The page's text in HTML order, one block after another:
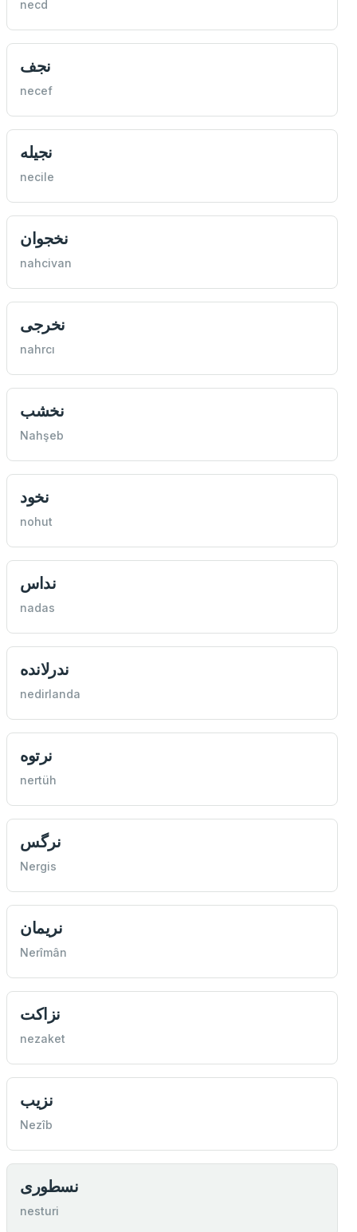
necd
نجف
necef
نجيله
necile
نخجوان
nahcivan
نخرجی
nahrcı
نخشب
Nahşeb
نخود
nohut
نداس
nadas
ندرلانده
nedirlanda
نرتوه
nertüh
نرگس
Nergis
نريمان
Nerîmân
نزاكت
nezaket
نزيب
Nezîb
نسطوری
nesturi